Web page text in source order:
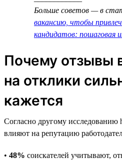
Больше советов — в
вакансию, чтобы
кандидатов: пошаговая
Почему отзывы
на отклики
кажется
Согласно другому
влияют на репутацию
• 48% соискателей учитывают,